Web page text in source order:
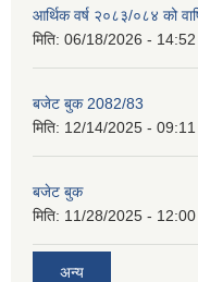
आर्थिक वर्ष २०८३/०८४ को
मिति: 06/18/2026 - 14:52
बजेट बुक 2082/83
मिति: 12/14/2025 - 09:11
बजेट बुक
मिति: 11/28/2025 - 12:00
अन्य